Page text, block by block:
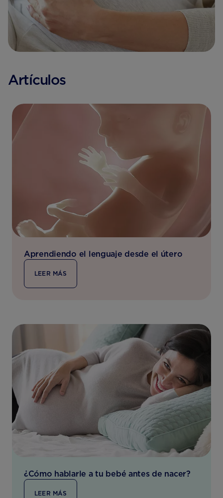
Artículos
Aprendiendo el lenguaje desde el útero
LEER MÁS
¿Cómo hablarle a tu bebé antes de nacer?
LEER MÁS